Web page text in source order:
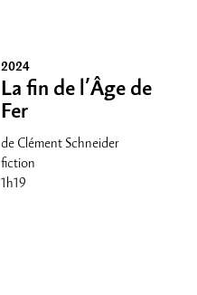
2024
La fin de l’Âge de
Fer
de Clément Schneider
fiction
1h19